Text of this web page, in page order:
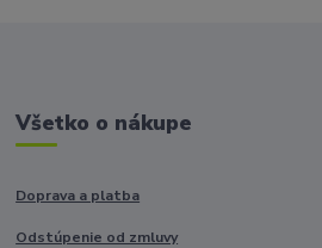
Všetko o nákupe
Doprava a platba
Odstúpenie od zmluvy